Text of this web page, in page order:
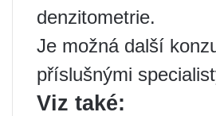
denzitometrie.
Je možná další
příslušnými
Viz také: